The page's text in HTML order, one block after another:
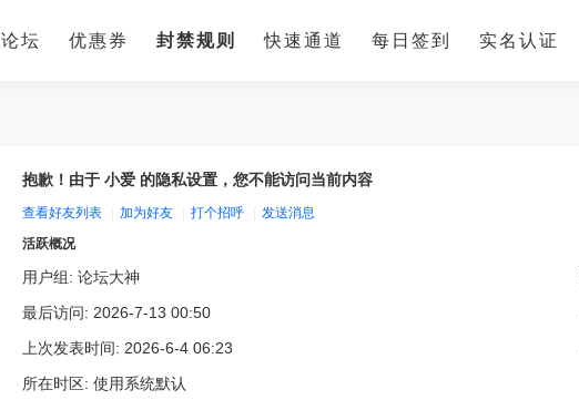
论坛 优惠券 封禁规则 快速通道 每日签到 实名认证
抱歉！由于 小爱 的隐私设置，您不能访问当前内容
查看好友列表 加为好友 打个招呼
发送消息
活跃概况
用户组: 论坛大神
最后访问: 2026-7-13 00:50
上次发表时间: 2026-6-4 06:23
所在时区: 使用系统默认